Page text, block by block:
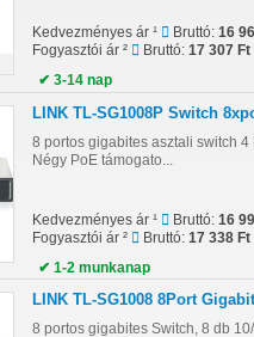
Kedvezményes ár ¹ Bruttó: 16
Fogyasztói ár ²
Bruttó: 17 307 Ft
✔ 3-14 nap
LINK TL-SG1008P Switch
8 portos gigabites asztali switch
Négy PoE támogato...
Kedvezményes ár ¹ Bruttó: 16
Fogyasztói ár ²
Bruttó: 17 338 Ft
✔ 1-2 munkanap
LINK TL-SG1008 8Port
8 portos gigabites Switch, 8 db